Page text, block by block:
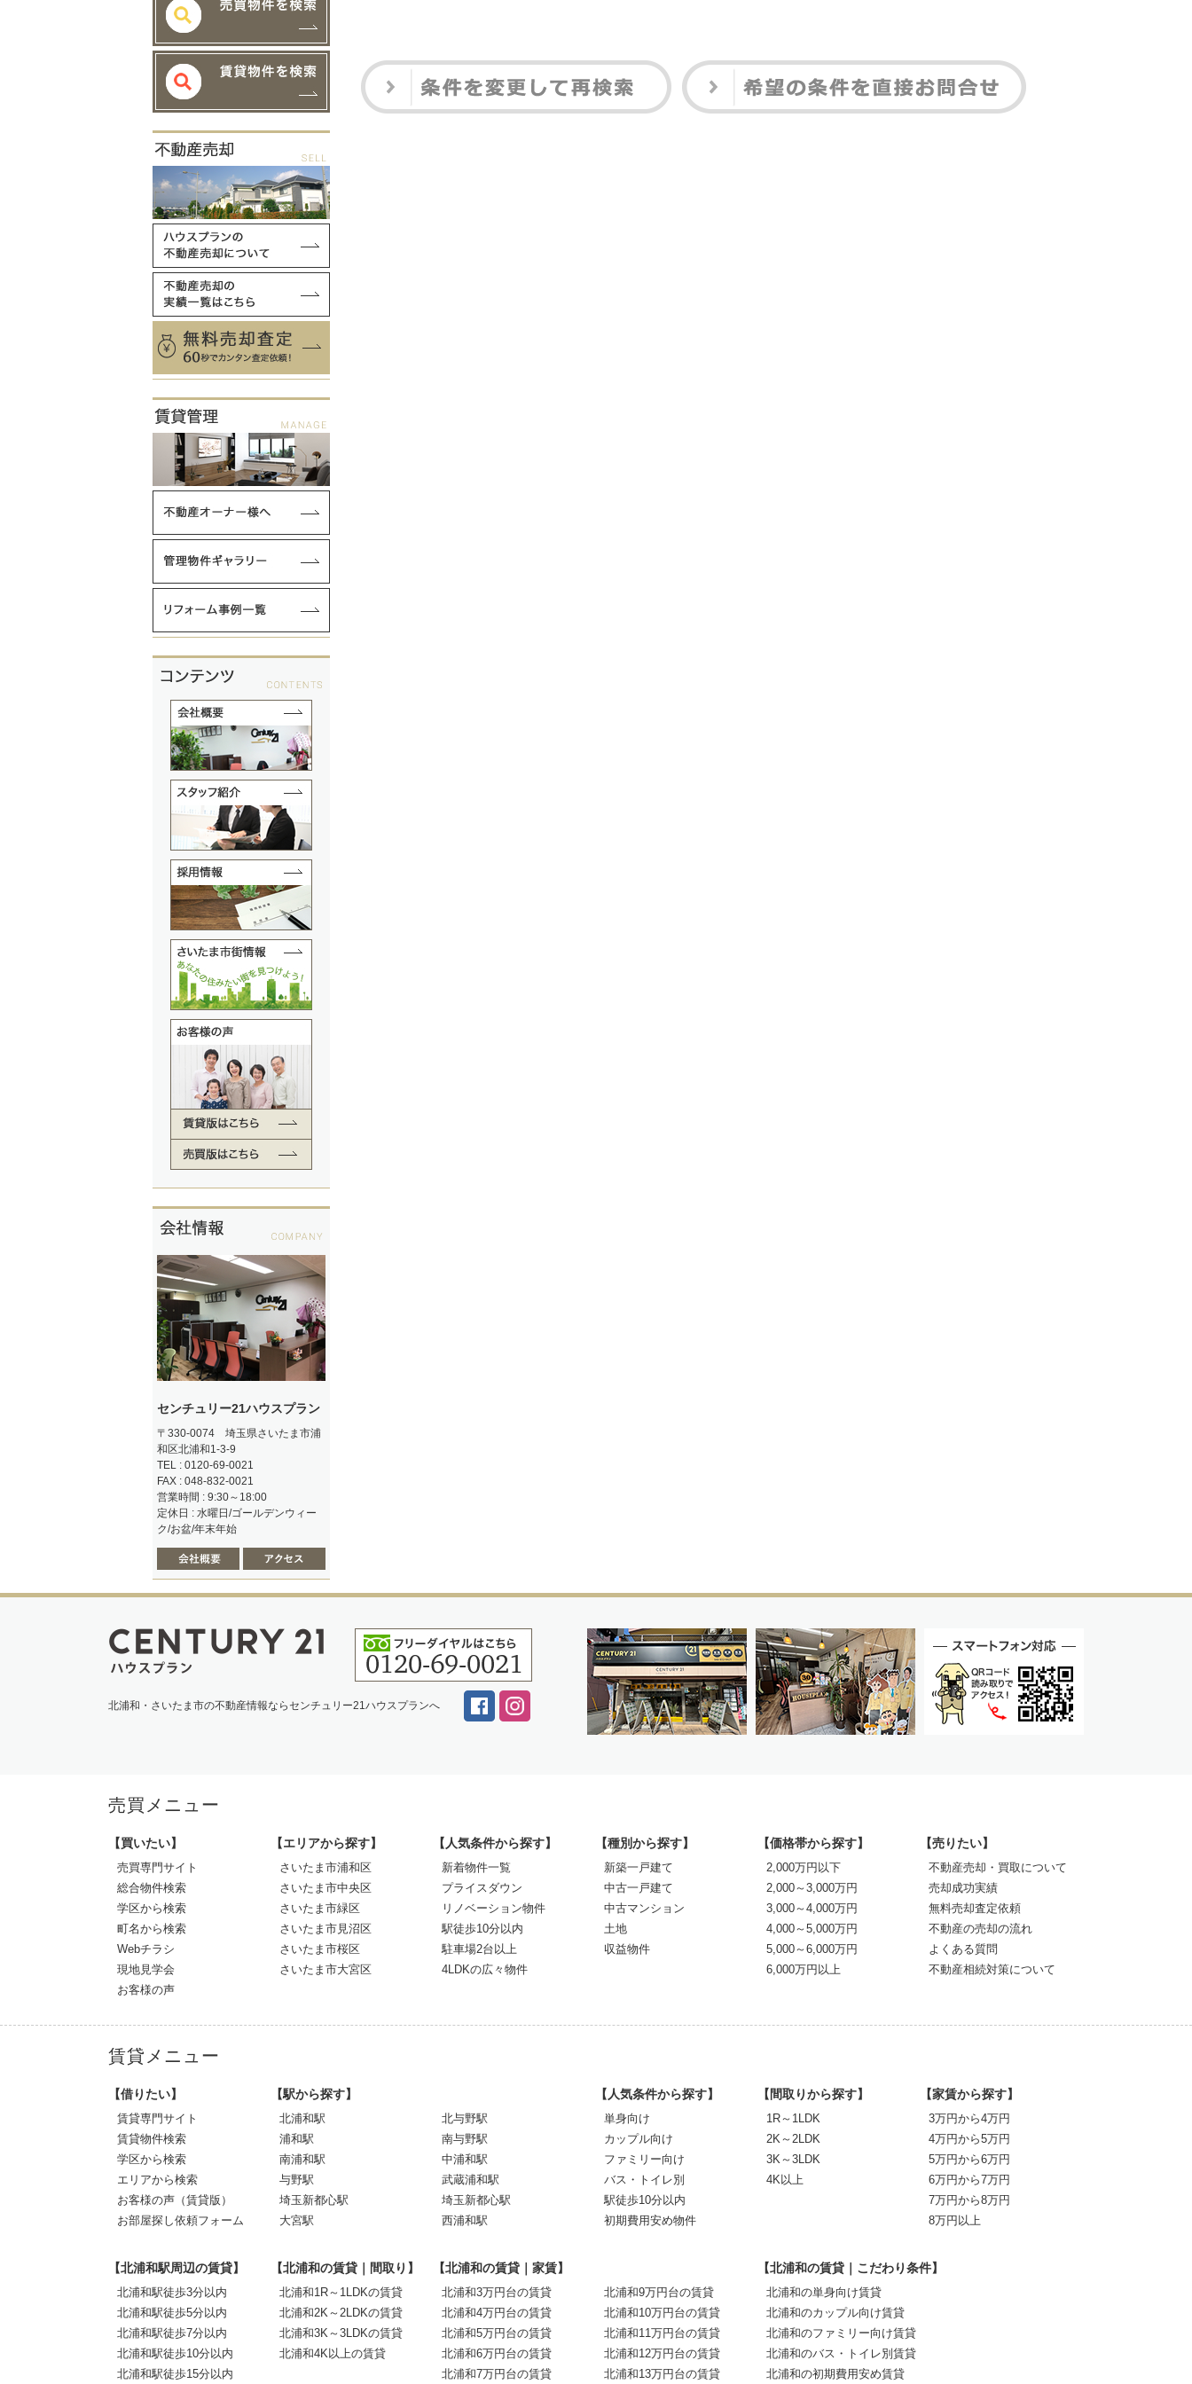
センチュリー21ハウスプラン
〒330-0074 埼玉県さいたま市浦
和区北浦和1-3-9
TEL : 0120-69-0021
FAX : 048-832-0021
営業時間 : 9:30～18:00
定休日 : 水曜日/ゴールデンウィー
ク/お盆/年末年始
北浦和・さいたま市の不動産情報ならセンチュリー21ハウスプランへ
売買メニュー
【買いたい】
売買専門サイト
総合物件検索
学区から検索
町名から検索
Webチラシ
現地見学会
お客様の声
【エリアから探す】
さいたま市浦和区
さいたま市中央区
さいたま市緑区
さいたま市見沼区
さいたま市桜区
さいたま市大宮区
【人気条件から探す】
新着物件一覧
プライスダウン
リノベーション物件
駅徒歩10分以内
駐車場2台以上
4LDKの広々物件
【種別から探す】
新築一戸建て
中古一戸建て
中古マンション
土地
収益物件
【価格帯から探す】
2,000万円以下
2,000～3,000万円
3,000～4,000万円
4,000～5,000万円
5,000～6,000万円
6,000万円以上
【売りたい】
不動産売却・買取について
売却成功実績
無料売却査定依頼
不動産の売却の流れ
よくある質問
不動産相続対策について
賃貸メニュー
【借りたい】
賃貸専門サイト
賃貸物件検索
学区から検索
エリアから検索
お客様の声（賃貸版）
お部屋探し依頼フォーム
【駅から探す】
北浦和駅
浦和駅
南浦和駅
与野駅
埼玉新都心駅
大宮駅
北与野駅
南与野駅
中浦和駅
武蔵浦和駅
埼玉新都心駅
西浦和駅
【人気条件から探す】
単身向け
カップル向け
ファミリー向け
バス・トイレ別
駅徒歩10分以内
初期費用安め物件
【間取りから探す】
1R～1LDK
2K～2LDK
3K～3LDK
4K以上
【家賃から探す】
3万円から4万円
4万円から5万円
5万円から6万円
6万円から7万円
7万円から8万円
8万円以上
【北浦和駅周辺の賃貸】
北浦和駅徒歩3分以内
北浦和駅徒歩5分以内
北浦和駅徒歩7分以内
北浦和駅徒歩10分以内
北浦和駅徒歩15分以内
【北浦和の賃貸｜間取り】
北浦和1R～1LDKの賃貸
北浦和2K～2LDKの賃貸
北浦和3K～3LDKの賃貸
北浦和4K以上の賃貸
【北浦和の賃貸｜家賃】
北浦和3万円台の賃貸
北浦和4万円台の賃貸
北浦和5万円台の賃貸
北浦和6万円台の賃貸
北浦和7万円台の賃貸
北浦和9万円台の賃貸
北浦和10万円台の賃貸
北浦和11万円台の賃貸
北浦和12万円台の賃貸
北浦和13万円台の賃貸
【北浦和の賃貸｜こだわり条件】
北浦和の単身向け賃貸
北浦和のカップル向け賃貸
北浦和のファミリー向け賃貸
北浦和のバス・トイレ別賃貸
北浦和の初期費用安め賃貸